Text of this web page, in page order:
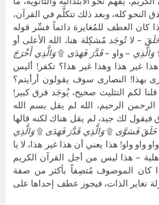
النحو كله، وبعد ذلك تتكلَّم في القرآن،
كان العطف للمُغايرة دائماً فسِّر قوله
– لا تُوجَد مُشكِلة هنا، الله الأعلى أو
وَالَّذِي – واو –قَدَّرَ فَهَدَى ۩وَالَّذِي أَخْرَجَ
غير هذا وهذا غير هذا؟ تكفر! أليس
بهذا! النصارى سوف يقولون أرأيتم؟
لكم التثليث صحيح، يُوجَد فرق كبير!
الرحمن الرحيم، الله لم يقل بسم الله
لك جيد، لم يقل هناك لكنه قالها
خَلَقَ فَسَوَّى۩وَالَّذِي قَدَّرَ فَهَدَى ۩وَالَّذِي
واو واو! هذا يعني أن هذا غير هذا، لا يا
– هذا ليس من أجل القرآن الكريم
كان الموصوف مُتصِفاً بأكثر من صفة
تغاير الذات، فيجوز عطف إحداها على